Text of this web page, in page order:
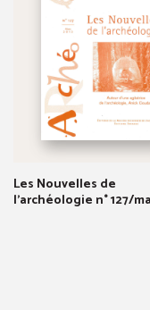
Les Nouvelles de
l'archéologie n° 127/